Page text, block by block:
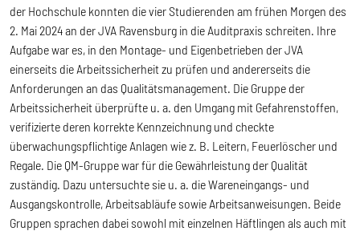
der Hochschule konnten die vier Studierenden am frühen Morgen des
2. Mai 2024 an der JVA Ravensburg in die Auditpraxis schreiten. Ihre
Aufgabe war es, in den Montage- und Eigenbetrieben der JVA
einerseits die Arbeitssicherheit zu prüfen und andererseits die
Anforderungen an das Qualitätsmanagement. Die Gruppe der
Arbeitssicherheit überprüfte u. a. den Umgang mit Gefahrenstoffen,
verifizierte deren korrekte Kennzeichnung und checkte
überwachungspflichtige Anlagen wie z. B. Leitern, Feuerlöscher und
Regale. Die QM-Gruppe war für die Gewährleistung der Qualität
zuständig. Dazu untersuchte sie u. a. die Wareneingangs- und
Ausgangskontrolle, Arbeitsabläufe sowie Arbeitsanweisungen. Beide
Gruppen sprachen dabei sowohl mit einzelnen Häftlingen als auch mit